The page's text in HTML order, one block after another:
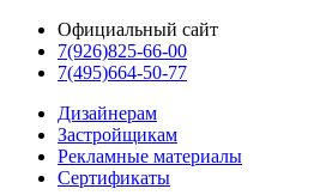
Официальный сайт
7(926)825-66-00
7(495)664-50-77
Дизайнерам
Застройщикам
Рекламные материалы
Сертификаты